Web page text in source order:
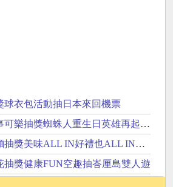
球衣包活動抽日本來回機票
樂抽獎蜘蛛人重生日英雄再起抽美國來回機票
獎美味ALL IN好禮也ALL IN抽iPhone17
抽獎健康FUN空趣抽峇厘島雙人遊